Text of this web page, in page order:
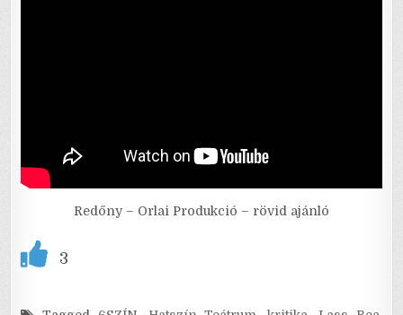
Redőny – Orlai Produkció – rövid ajánló
3